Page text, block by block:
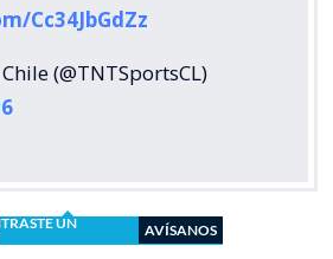
Cc34JbGdZz
(@TNTSportsCL)
UN
AVÍSANOS